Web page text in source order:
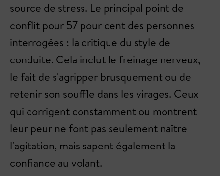
source de stress. Le principal point de
conflit pour 57 pour cent des personnes
interrogées : la critique du style de
conduite. Cela inclut le freinage nerveux,
le fait de s'agripper brusquement ou de
retenir son souffle dans les virages. Ceux
qui corrigent constamment ou montrent
leur peur ne font pas seulement naître
l'agitation, mais sapent également la
confiance au volant.